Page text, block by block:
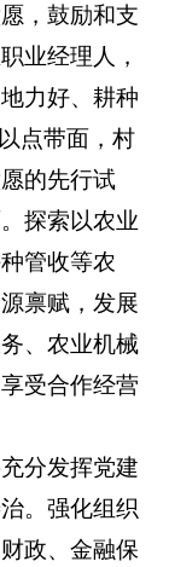
，鼓励和支
业经理人，
力好、耕种
点带面，村
的先行试
探索以农业
管收等农
禀赋，发展
、农业机械
受合作经营
分发挥党建
。强化组织
政、金融保